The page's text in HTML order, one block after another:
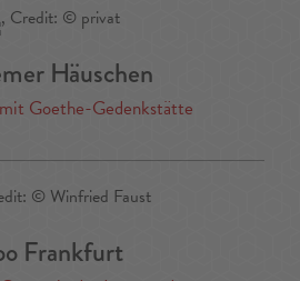
Häuschen
Goethe-Gedenkstätte
Frankfurt